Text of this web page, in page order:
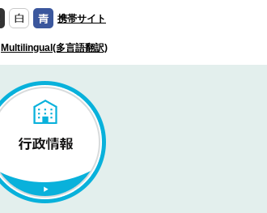
携帯サイト
Multilingual(多言語翻訳)